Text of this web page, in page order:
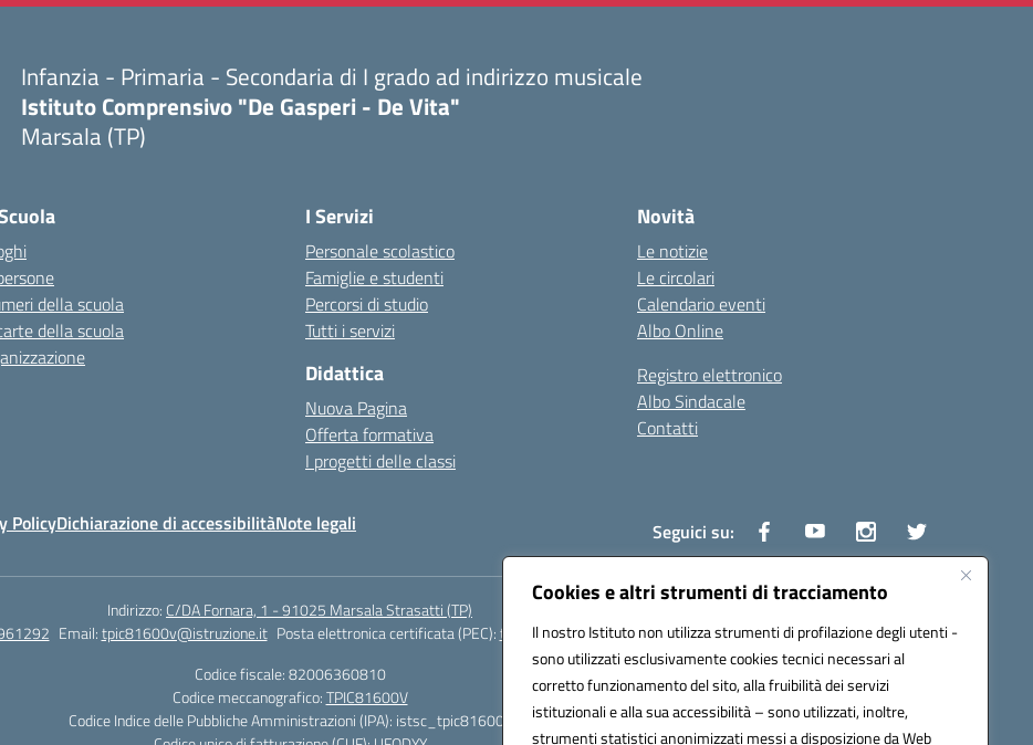
Cookies e altri strumenti di tracciamento
Il nostro Istituto non utilizza strumenti di profilazione degli utenti -
sono utilizzati esclusivamente cookies tecnici necessari al
corretto funzionamento del sito, alla fruibilità dei servizi
istituzionali e alla sua accessibilità – sono utilizzati, inoltre,
strumenti statistici anonimizzati messi a disposizione da Web
Infanzia - Primaria - Secondaria di I grado ad indirizzo musicale
Istituto Comprensivo "De Gasperi - De Vita"
Marsala (TP)
della scuola
della scuola
I Servizi
Personale scolastico
Famiglie e studenti
Percorsi di studio
Tutti i servizi
Didattica
Nuova Pagina
Offerta formativa
I progetti delle classi
Novità
Le notizie
Le circolari
Calendario eventi
Albo Online
Registro elettronico
Albo Sindacale
Contatti
PolicyDichiarazione di accessibilitàNote legali Seguici su:
Indirizzo: C/DA Fornara, 1 - 91025 Marsala Strasatti (TP)
Email:tpic81600v@istruzione.it Posta elettronica certificata (PEC):tpic81600v@pec.istruzione.it
Codice fiscale: 82006360810
Codice meccanografico:TPIC81600V
Codice Indice delle Pubbliche Amministrazioni (IPA): istsc_tpic81600v